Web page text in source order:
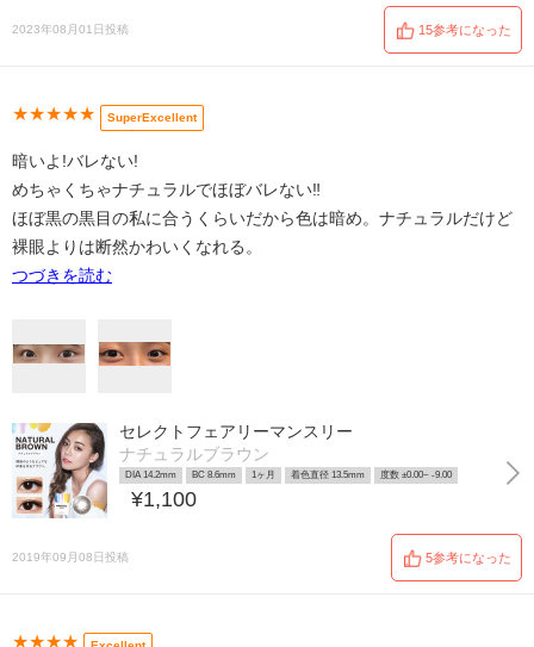
2023年08月01日投稿 15参考になった
★★★★★ SuperExcellent
暗いよ!バレない!
めちゃくちゃナチュラルでほぼバレない‼︎
ほぼ黒の黒目の私に合うくらいだから色は暗め。ナチュラルだけど
裸眼よりは断然かわいくなれる。
つづきを読む
セレクトフェアリーマンスリー
ナチュラルブラウン
DIA 14.2mm BC 8.6mm 1ヶ月 着色直径 13.5mm 度数 ±0.00~ -9.00
¥1,100
2019年09月08日投稿 5参考になった
★★★★